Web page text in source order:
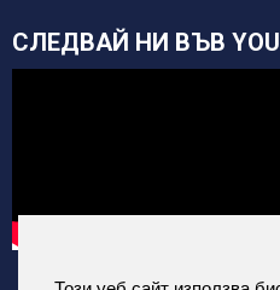
СЛЕДВАЙ НИ ВЪВ